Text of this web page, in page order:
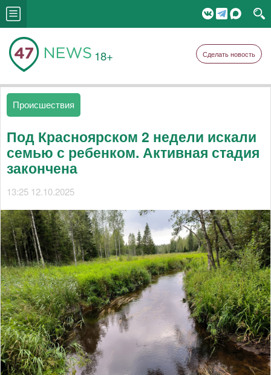
18+ Сделать новость
Происшествия
Под Красноярском 2 недели искали
семью с ребенком. Активная стадия
закончена
13:25 12.10.2025